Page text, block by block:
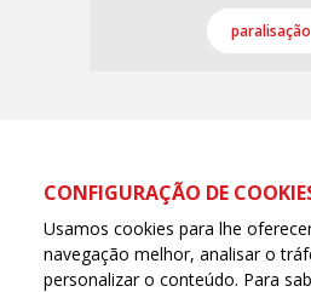
paralisação
CONFIGURAÇÃO DE
Usamos cookies para lhe
navegação melhor, analisar o
personalizar o conteúdo. Para